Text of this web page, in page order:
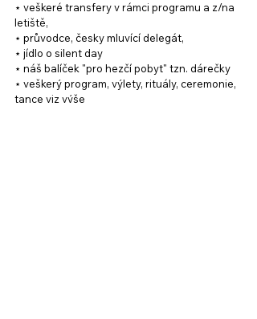
⋆ veškeré transfery v rámci programu a z/na
letiště,
⋆ průvodce, česky mluvící delegát,
⋆ jídlo o silent day
⋆ náš balíček "pro hezčí pobyt" tzn. dárečky
⋆ veškerý program, výlety, rituály, ceremonie,
tance viz výše